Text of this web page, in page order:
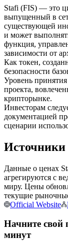
USDC
Фьючерсы с
обеспечения
Stafi (FIS) — это
выпущенный в
существующей
и может
функция,
зависимости от
Как токен,
безопасности
Уровень
проекта,
крипторынке.
Инвесторам
документацией
сценарии
Источники
Данные о ценах
агрегируются с
миру. Цены
текущие
Official Website
Начните свой
минут